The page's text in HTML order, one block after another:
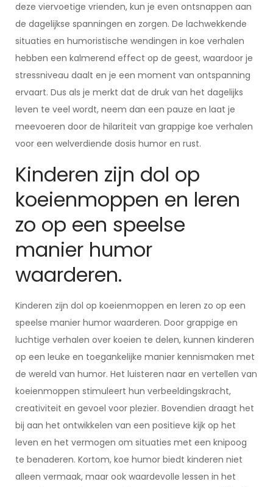
deze viervoetige vrienden, kun je even ontsnappen aan
de dagelijkse spanningen en zorgen. De lachwekkende
situaties en humoristische wendingen in koe verhalen
hebben een kalmerend effect op de geest, waardoor je
stressniveau daalt en je een moment van ontspanning
ervaart. Dus als je merkt dat de druk van het dagelijks
leven te veel wordt, neem dan een pauze en laat je
meevoeren door de hilariteit van grappige koe verhalen
voor een welverdiende dosis humor en rust.
Kinderen zijn dol op
koeienmoppen en leren
zo op een speelse
manier humor
waarderen.
Kinderen zijn dol op koeienmoppen en leren zo op een
speelse manier humor waarderen. Door grappige en
luchtige verhalen over koeien te delen, kunnen kinderen
op een leuke en toegankelijke manier kennismaken met
de wereld van humor. Het luisteren naar en vertellen van
koeienmoppen stimuleert hun verbeeldingskracht,
creativiteit en gevoel voor plezier. Bovendien draagt het
bij aan het ontwikkelen van een positieve kijk op het
leven en het vermogen om situaties met een knipoog
te benaderen. Kortom, koe humor biedt kinderen niet
alleen vermaak, maar ook waardevolle lessen in het